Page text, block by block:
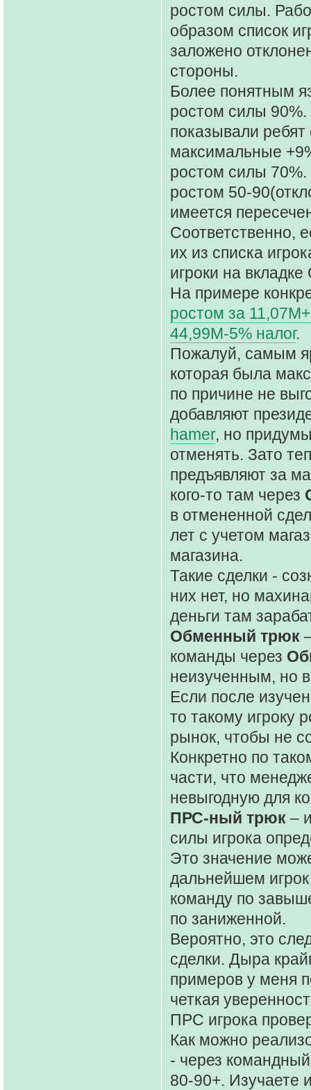
ростом силы.
образом список
заложено
стороны.
Более понятным
ростом силы
показывали
максимальные
ростом силы
ростом 50-
имеется
Соответственно,
их из списка
игроки на
На примере
ростом за
44,99М-5% налог.
Пожалуй, самым
которая была
по причине не
добавляют
hamer, но
отменять. Зато
предъявляют за
кого-то там через
в отмененной
лет с учетом
магазина.
Такие сделки -
них нет, но
деньги там
Обменный трюк
команды через
неизученным, но
Если после
то такому игроку
рынок, чтобы не
Конкретно по
части, что
невыгодную для
ПРС-ный трюк –
силы игрока
Это значение
дальнейшем
команду по
по заниженной.
Вероятно, это
сделки. Дыра
примеров у меня
четкая
ПРС игрока
Как можно
- через
80-90+. Изучаете